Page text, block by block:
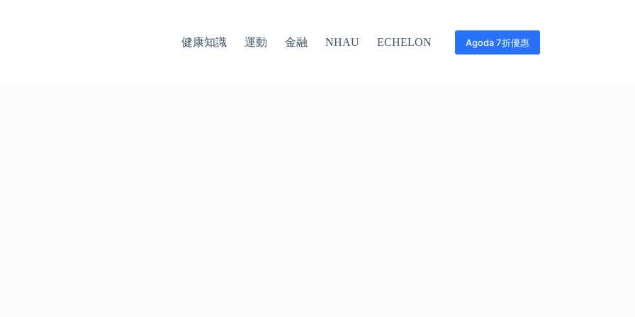
健康知識 運動 金融 NHAU ECHELON Agoda 7折優惠